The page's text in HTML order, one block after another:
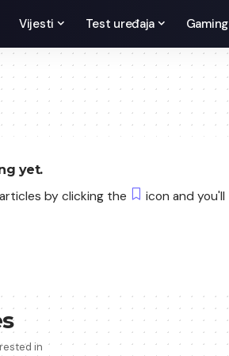
Vijesti Test uređaja Gaming
yet.
by clicking the
icon and you'll
in